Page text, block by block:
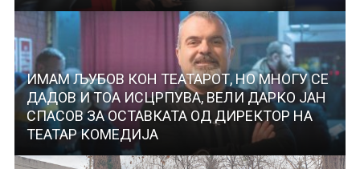
ИМАМ ЉУБОВ КОН ТЕАТАРОТ, НО МНОГУ СЕ
ДАДОВ И ТОА ИСЦРПУВА, ВЕЛИ ДАРКО ЈАН
СПАСОВ ЗА ОСТАВКАТА ОД ДИРЕКТОР НА
ТЕАТАР КОМЕДИЈА